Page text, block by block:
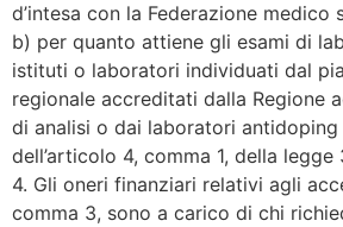
d’intesa con la Federazione medico
b) per quanto attiene gli esami di
istituti o laboratori individuati dal
regionale accreditati dalla Regione
di analisi o dai laboratori
dell’articolo 4, comma 1, della
4. Gli oneri finanziari relativi agli
comma 3, sono a carico di chi